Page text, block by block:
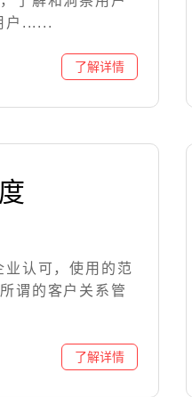
户......
认可，使用的范
谓的客户关系管